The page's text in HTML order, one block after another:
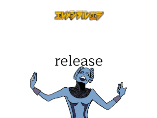
release